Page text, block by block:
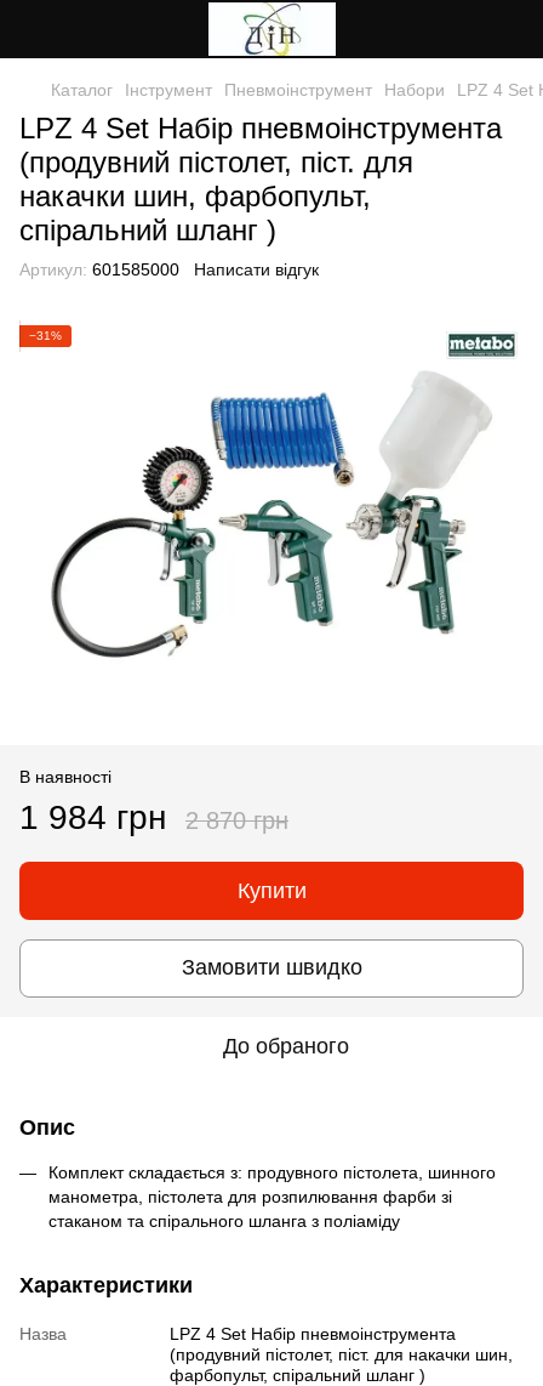
Каталог Інструмент Пневмоінструмент Набори LPZ 4 Set
LPZ 4 Set Набір пневмоінструмента
(продувний пістолет, піст. для
накачки шин, фарбопульт,
спіральний шланг )
Артикул: 601585000 Написати відгук
−31%
В наявності
1 984 грн 2 870 грн
Купити
Замовити швидко
До обраного
Опис
Комплект складається з: продувного пістолета, шинного
манометра, пістолета для розпилювання фарби зі
стаканом та спірального шланга з поліаміду
Характеристики
Назва
LPZ 4 Set Набір пневмоінструмента
(продувний пістолет, піст. для накачки шин,
фарбопульт, спіральний шланг )